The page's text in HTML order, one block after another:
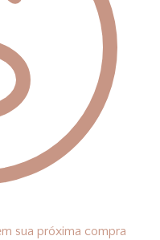
sua próxima compra